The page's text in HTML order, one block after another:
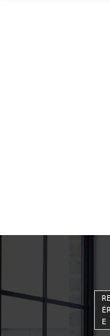
E